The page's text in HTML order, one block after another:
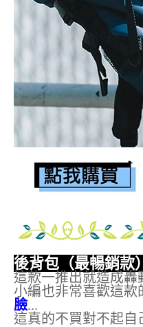
後背包（最暢銷款）
這款一推出就造成轟
小編也非常喜歡這
臉...
這真的不買對不起自